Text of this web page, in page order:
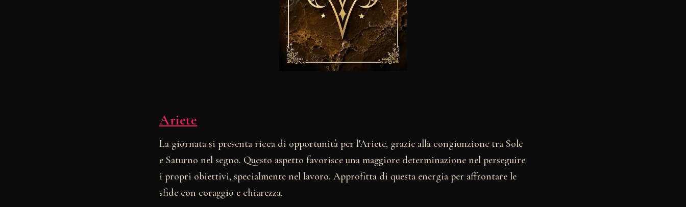
Ariete
La giornata si presenta ricca di opportunità per l'Ariete, grazie alla congiunzione tra Sole
e Saturno nel segno. Questo aspetto favorisce una maggiore determinazione nel perseguire
i propri obiettivi, specialmente nel lavoro. Approfitta di questa energia per affrontare le
sfide con coraggio e chiarezza.